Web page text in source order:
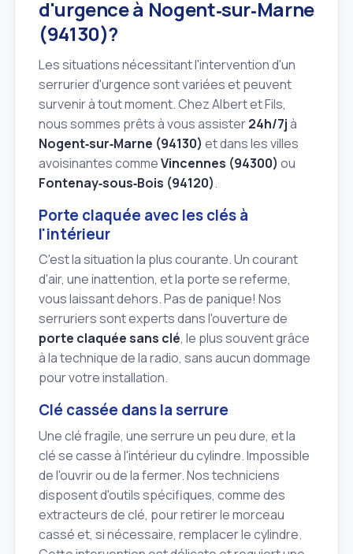
d'urgence à Nogent‑sur‑Marne
(94130)?
Les situations nécessitant l'intervention d'un
serrurier d'urgence sont variées et peuvent
survenir à tout moment. Chez Albert et Fils,
nous sommes prêts à vous assister24h/7jà
Nogent‑sur‑Marne (94130) et dans les villes
avoisinantes commeVincennes (94300) ou
Fontenay‑sous‑Bois (94120).
Porte claquée avec les clés à
l'intérieur
C'est la situation la plus courante. Un courant
d'air, une inattention, et la porte se referme,
vous laissant dehors. Pas de panique! Nos
serruriers sont experts dans l'ouverture de
porte claquée sans clé, le plus souvent grâce
à la technique de la radio, sans aucun dommage
pour votre installation.
Clé cassée dans la serrure
Une clé fragile, une serrure un peu dure, et la
clé se casse à l'intérieur du cylindre. Impossible
de l'ouvrir ou de la fermer. Nos techniciens
disposent d'outils spécifiques, comme des
extracteurs de clé, pour retirer le morceau
cassé et, si nécessaire, remplacer le cylindre.